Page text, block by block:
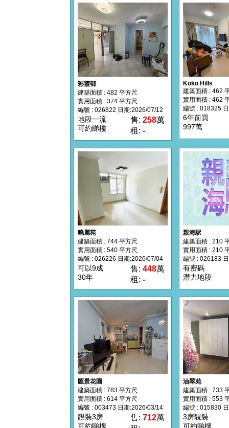
彩霞邨
建築面積 : 482 平方尺
實用面積 : 374 平方尺
編號 : 026822 日期:2026/07/12
地段一流
可約睇樓
售: 258萬
租: -
Koko Hills
建築面積 : 462
實用面積 : 462
編號 : 018325
6年前買
997萬
曉麗苑
建築面積 : 744 平方尺
實用面積 : 540 平方尺
編號 : 026226 日期:2026/07/04
可以9成
30年
售: 448萬
租: -
親海駅
建築面積 : 210
實用面積 : 210
編號 : 026183
有密碼
潛力地段
匯景花園
建築面積 : 783 平方尺
實用面積 : 614 平方尺
編號 : 003473 日期:2026/03/14
靚裝3房
可約睇樓
售: 712萬
油翠苑
建築面積 : 733
實用面積 : 553
編號 : 015830
3房靚裝
可約睇樓